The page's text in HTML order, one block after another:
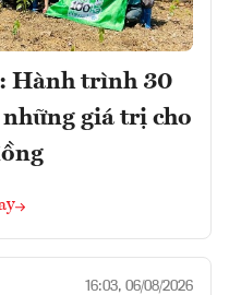
Hành trình 30
giá trị cho
16:03, 06/08/2026